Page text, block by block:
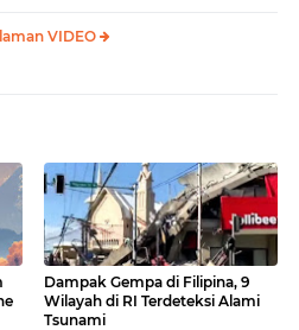
VIDEO
Dampak Gempa di Filipina, 9
Wilayah di RI Terdeteksi Alami
Tsunami